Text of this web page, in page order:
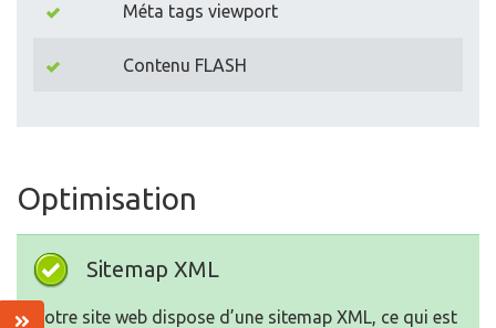
Méta tags viewport
Contenu FLASH
Optimisation
Sitemap XML
Votre site web dispose d’une sitemap XML, ce qui est